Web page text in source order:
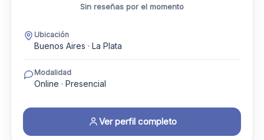
Sin reseñas por el momento
Ubicación
Buenos Aires · La Plata
Modalidad
Online · Presencial
Ver perfil completo